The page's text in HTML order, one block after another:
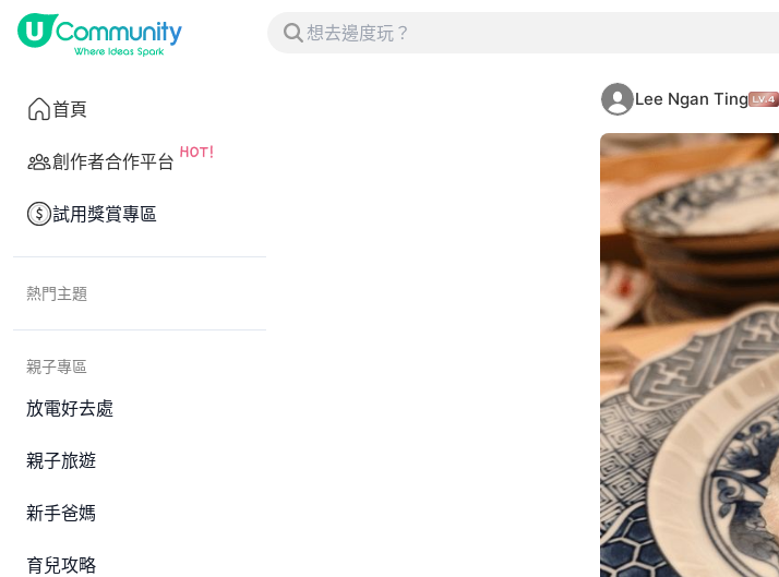
首頁
創作者合作平台
試用獎賞專區
熱門主題
親子專區
放電好去處
親子旅遊
新手爸媽
育兒攻略
Lee Ngan Ting